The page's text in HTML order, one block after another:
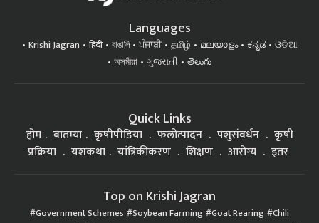
Languages
Krishi Jagran हिंदी বাঙালি ਪੰਜਾਬੀ தமிழ் മലയാളം ಕನ್ನಡ
ଓଡିଆ
অসমীয়া
ગુજરાતી తెలుగు
Quick Links
होम बातम्या कृषीपीडिया फलोत्पादन पशुसंवर्धन
कृषी
प्रक्रिया
यशकथा यांत्रिकीकरण शिक्षण आरोग्य इतर
Top on Krishi Jagran
Government Schemes Soybean Farming Goat Rearing Chili